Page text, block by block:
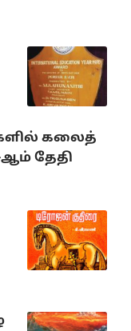
கலைத்
ஆம் தேதி